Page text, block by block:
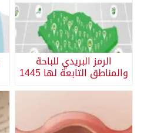
الرمز البريدي للباحة
والمناطق التابعة لها 1445